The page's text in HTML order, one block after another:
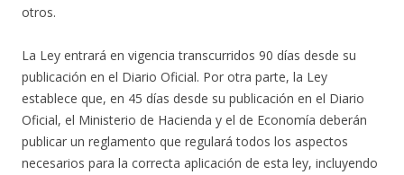
otros.
La Ley entrará en vigencia transcurridos 90 días desde su
publicación en el Diario Oficial. Por otra parte, la Ley
establece que, en 45 días desde su publicación en el Diario
Oficial, el Ministerio de Hacienda y el de Economía deberán
publicar un reglamento que regulará todos los aspectos
necesarios para la correcta aplicación de esta ley, incluyendo